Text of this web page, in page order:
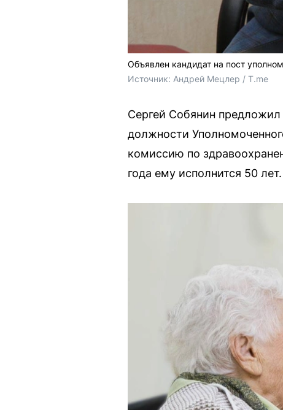
Объявлен кандидат на пост
Источник: Андрей Мецлер / T.me
Сергей Собянин
должности
комиссию по
года ему исполнится 50 лет.